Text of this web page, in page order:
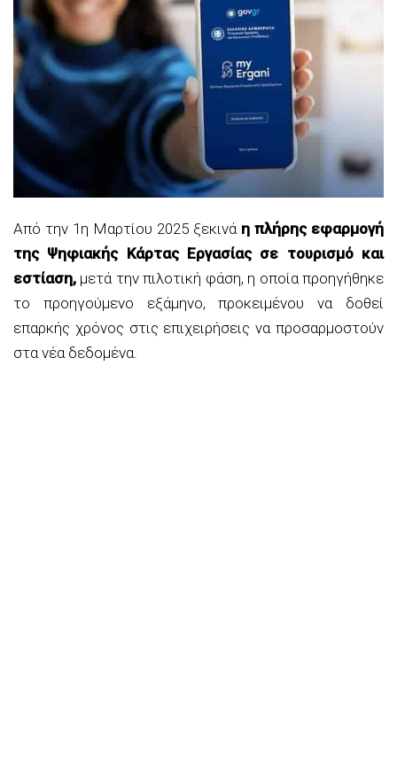
Από την 1η Μαρτίου 2025 ξεκινά η πλήρης εφαρμογή
της Ψηφιακής Κάρτας Εργασίας σε τουρισμό και
εστίαση, μετά την πιλοτική φάση, η οποία προηγήθηκε
το προηγούμενο εξάμηνο, προκειμένου να δοθεί
επαρκής χρόνος στις επιχειρήσεις να προσαρμοστούν
στα νέα δεδομένα.